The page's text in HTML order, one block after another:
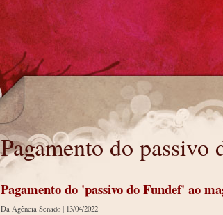
Pagamento do passivo
Pagamento do passivo do Fundef
Pagamento do 'passivo do Fundef' ao
Da Agência Senado | 13/04/2022